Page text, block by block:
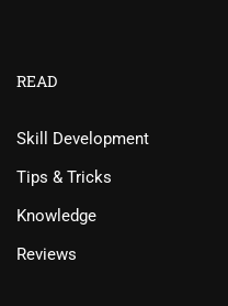
READ
Skill Development
Tips & Tricks
Knowledge
Reviews